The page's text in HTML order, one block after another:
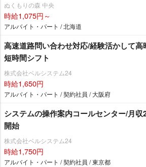
ぬくもりの森 中央
時給1,075円～
アルバイト・パート / 北海道
高速道路問い合わせ対応/経験活かして
短時間シフト
株式会社ベルシステム24
時給1,650円
アルバイト・パート / 契約社員 / 大阪府
システムの操作案内コールセンター/月収
開始
株式会社ベルシステム24
時給1,750円
アルバイト・パート / 契約社員 / 東京都